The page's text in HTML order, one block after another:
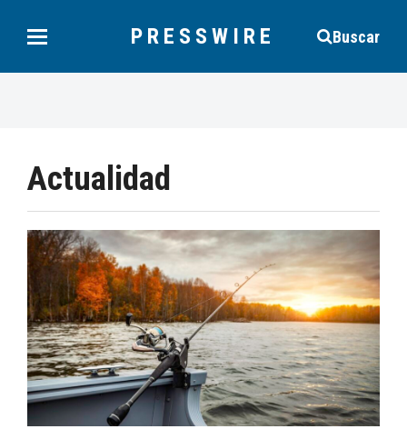
PRESSWIRE Buscar
Actualidad